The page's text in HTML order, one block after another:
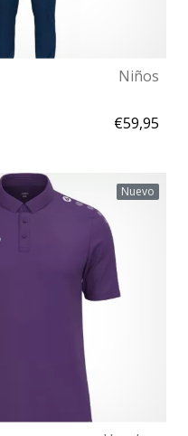
Niños
€59,95
152 Nuevo